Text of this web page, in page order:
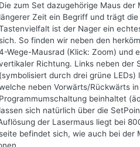
Die zum Set dazugehörige Maus
längerer Zeit ein Begriff und trägt
ist der Nager ein
So finden wir neben den
Wege-Mausrad (Klick: Zoom) und
Richtung. Links neben der
(symbolisiert durch drei grüne
neben Vorwärts/Rückwärts
Programmumschaltung beinhaltet
lassen sich natürlich über die
der Lasermaus liegt bei
befindet sich, wie auch bei